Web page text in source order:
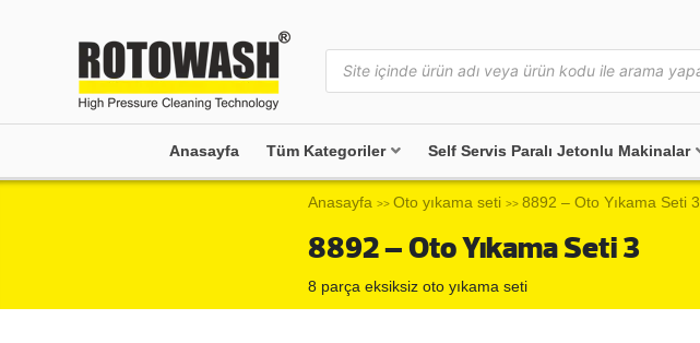
Anasayfa Tüm Kategoriler Self Servis Paralı Jetonlu Makinalar
Anasayfa >> Oto yıkama seti >> 8892 – Oto Yıkama Seti 3
8892 – Oto Yıkama Seti 3
8 parça eksiksiz oto yıkama seti